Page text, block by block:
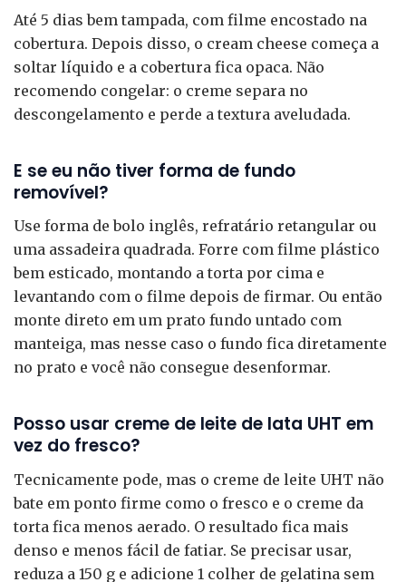
Até 5 dias bem tampada, com filme encostado na
cobertura. Depois disso, o cream cheese começa a
soltar líquido e a cobertura fica opaca. Não
recomendo congelar: o creme separa no
descongelamento e perde a textura aveludada.
E se eu não tiver forma de fundo
removível?
Use forma de bolo inglês, refratário retangular ou
uma assadeira quadrada. Forre com filme plástico
bem esticado, montando a torta por cima e
levantando com o filme depois de firmar. Ou então
monte direto em um prato fundo untado com
manteiga, mas nesse caso o fundo fica diretamente
no prato e você não consegue desenformar.
Posso usar creme de leite de lata UHT em
vez do fresco?
Tecnicamente pode, mas o creme de leite UHT não
bate em ponto firme como o fresco e o creme da
torta fica menos aerado. O resultado fica mais
denso e menos fácil de fatiar. Se precisar usar,
reduza a 150 g e adicione 1 colher de gelatina sem